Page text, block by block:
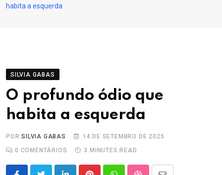
habita a esquerda
SILVIA GABAS
O profundo ódio que
habita a esquerda
PORSILVIA GABAS
14 DE SETEMBRO DE 2025
0 COMENTÁRIOS 3 MINUTES READ